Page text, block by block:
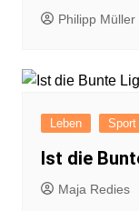
Philipp Müller
Leben Sport
Ist die
Maja Redies